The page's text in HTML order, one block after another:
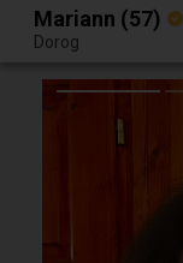
Egy jó randiból bármi lehet.
Mariann (57)
Dorog